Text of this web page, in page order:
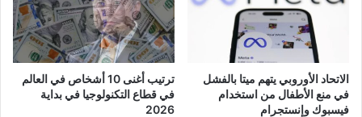
الاتحاد الأوروبي يتهم ميتا بالفشل
في منع الأطفال من استخدام
فيسبوك وإنستجرام
ترتيب أغنى 10 أشخاص في العالم
في قطاع التكنولوجيا في بداية
2026